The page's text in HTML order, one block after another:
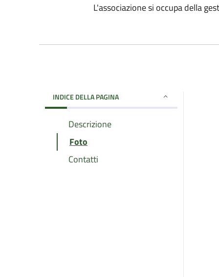
L'associazione si occupa della
INDICE DELLA PAGINA
Descrizione
Foto
Contatti